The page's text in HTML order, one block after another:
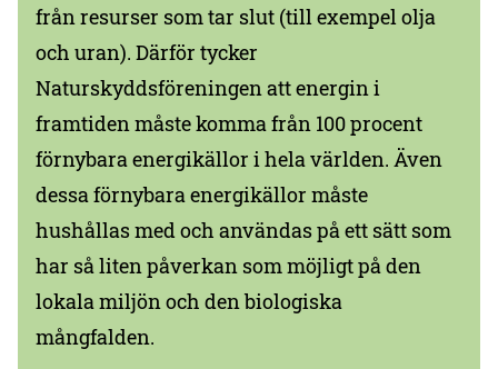
från resurser som tar slut (till exempel olja
och uran). Därför tycker
Naturskyddsföreningen att energin i
framtiden måste komma från 100 procent
förnybara energikällor i hela världen. Även
dessa förnybara energikällor måste
hushållas med och användas på ett sätt som
har så liten påverkan som möjligt på den
lokala miljön och den biologiska
mångfalden.